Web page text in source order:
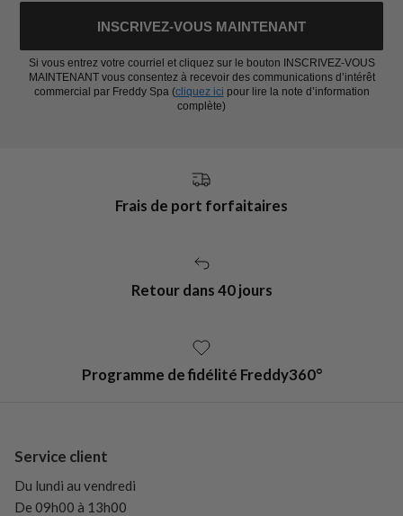
INSCRIVEZ-VOUS MAINTENANT
Si vous entrez votre courriel et cliquez sur le bouton INSCRIVEZ-VOUS
MAINTENANT vous consentez à recevoir des communications d’intérêt
commercial par Freddy Spa (cliquez ici pour lire la note d’information
complète)
Frais de port forfaitaires
Retour dans 40 jours
Programme de fidélité Freddy360°
Service client
Du lundi au vendredi
De 09h00 à 13h00